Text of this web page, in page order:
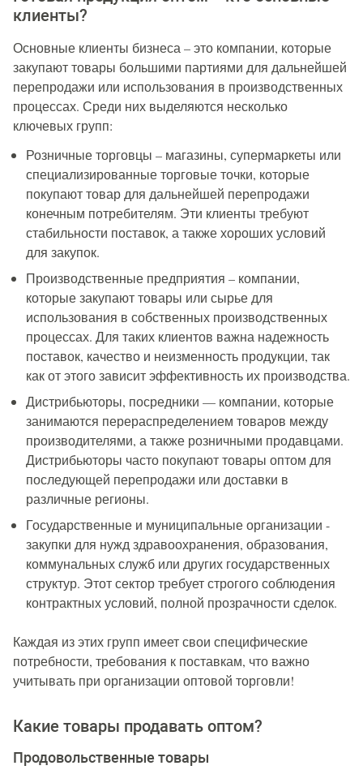
клиенты?
Основные клиенты бизнеса – это компании, которые
закупают товары большими партиями для дальнейшей
перепродажи или использования в производственных
процессах. Среди них выделяются несколько
ключевых групп:
Розничные торговцы – магазины, супермаркеты или
специализированные торговые точки, которые
покупают товар для дальнейшей перепродажи
конечным потребителям. Эти клиенты требуют
стабильности поставок, а также хороших условий
для закупок.
Производственные предприятия – компании,
которые закупают товары или сырье для
использования в собственных производственных
процессах. Для таких клиентов важна надежность
поставок, качество и неизменность продукции, так
как от этого зависит эффективность их производства.
Дистрибьюторы, посредники — компании, которые
занимаются перераспределением товаров между
производителями, а также розничными продавцами.
Дистрибьюторы часто покупают товары оптом для
последующей перепродажи или доставки в
различные регионы.
Государственные и муниципальные организации -
закупки для нужд здравоохранения, образования,
коммунальных служб или других государственных
структур. Этот сектор требует строгого соблюдения
контрактных условий, полной прозрачности сделок.
Каждая из этих групп имеет свои специфические
потребности, требования к поставкам, что важно
учитывать при организации оптовой торговли!
Какие товары продавать оптом?
Продовольственные товары